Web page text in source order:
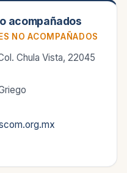
acompañados
NO ACOMPAÑADOS
Chula Vista, 22045